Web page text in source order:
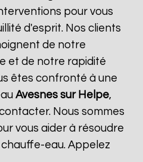
pour vous
d'esprit. Nos clients
de notre
et de notre rapidité
êtes confronté à une
Avesnes sur Helpe,
Nous sommes
vous aider à résoudre
eau. Appelez